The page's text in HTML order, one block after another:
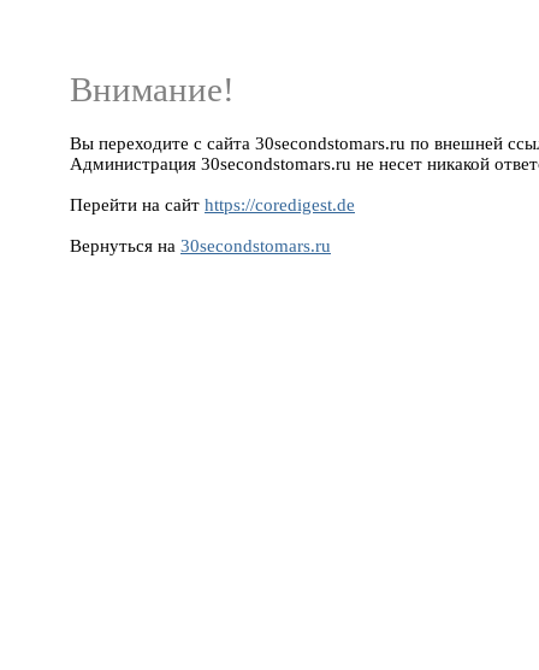
Внимание!
Вы переходите с сайта 30secondstomars.ru по внешней
Администрация 30secondstomars.ru не несет никакой
Перейти на сайт https://coredigest.de
Вернуться на 30secondstomars.ru